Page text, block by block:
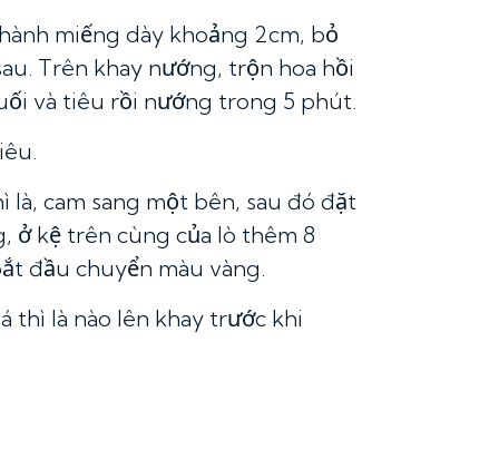
miếng dày khoảng 2cm, bỏ
Trên khay nướng, trộn hoa hồi
và tiêu rồi nướng trong 5 phút.
cam sang một bên, sau đó đặt
ở kệ trên cùng của lò thêm 8
đầu chuyển màu vàng.
thì là nào lên khay trước khi